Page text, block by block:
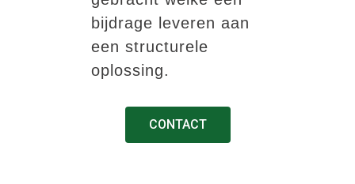
bijdrage leveren aan
een structurele
oplossing.
CONTACT